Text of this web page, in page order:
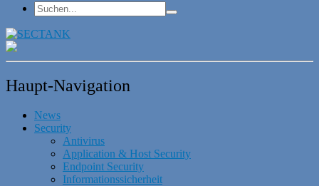
Haupt-Navigation
News
Security
Antivirus
Application & Host Security
Endpoint Security
Informationssicherheit